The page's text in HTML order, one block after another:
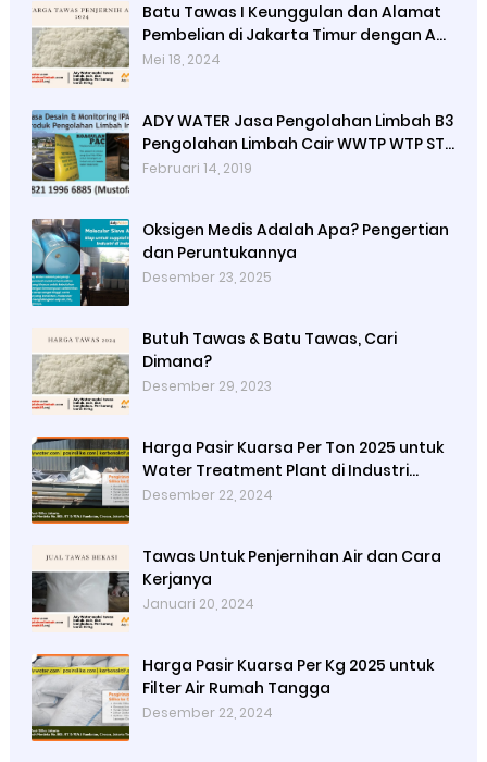
Batu Tawas I Keunggulan dan Alamat
Pembelian di Jakarta Timur dengan Ady
Water
Mei 18, 2024
ADY WATER Jasa Pengolahan Limbah B3
Pengolahan Limbah Cair WWTP WTP STP
di Bandung Jogjakarta Surabaya
Februari 14, 2019
Oksigen Medis Adalah Apa? Pengertian
dan Peruntukannya
Desember 23, 2025
Butuh Tawas & Batu Tawas, Cari
Dimana?
Desember 29, 2023
Harga Pasir Kuarsa Per Ton 2025 untuk
Water Treatment Plant di Industri
Petrokimia
Desember 22, 2024
Tawas Untuk Penjernihan Air dan Cara
Kerjanya
Januari 20, 2024
Harga Pasir Kuarsa Per Kg 2025 untuk
Filter Air Rumah Tangga
Desember 22, 2024